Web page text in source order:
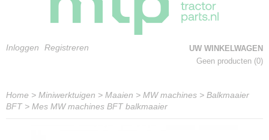
Inloggen Registreren
UW WINKELWAGEN
Geen producten (0)
Home > Miniwerktuigen > Maaien > MW machines > Balkmaaier
BFT> Mes MW machines BFT balkmaaier